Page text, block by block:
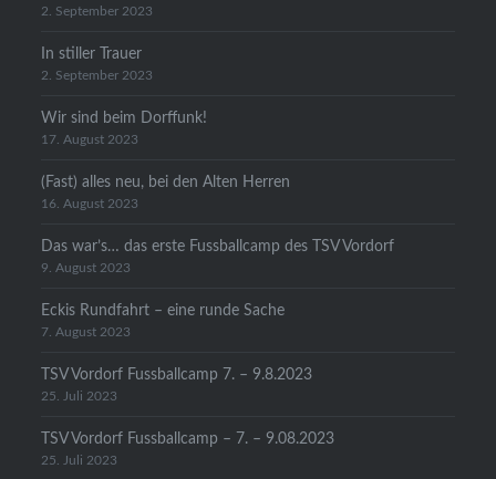
2. September 2023
In stiller Trauer
2. September 2023
Wir sind beim Dorffunk!
17. August 2023
(Fast) alles neu, bei den Alten Herren
16. August 2023
Das war’s… das erste Fussballcamp des TSV Vordorf
9. August 2023
Eckis Rundfahrt – eine runde Sache
7. August 2023
TSV Vordorf Fussballcamp 7. – 9.8.2023
25. Juli 2023
TSV Vordorf Fussballcamp – 7. – 9.08.2023
25. Juli 2023